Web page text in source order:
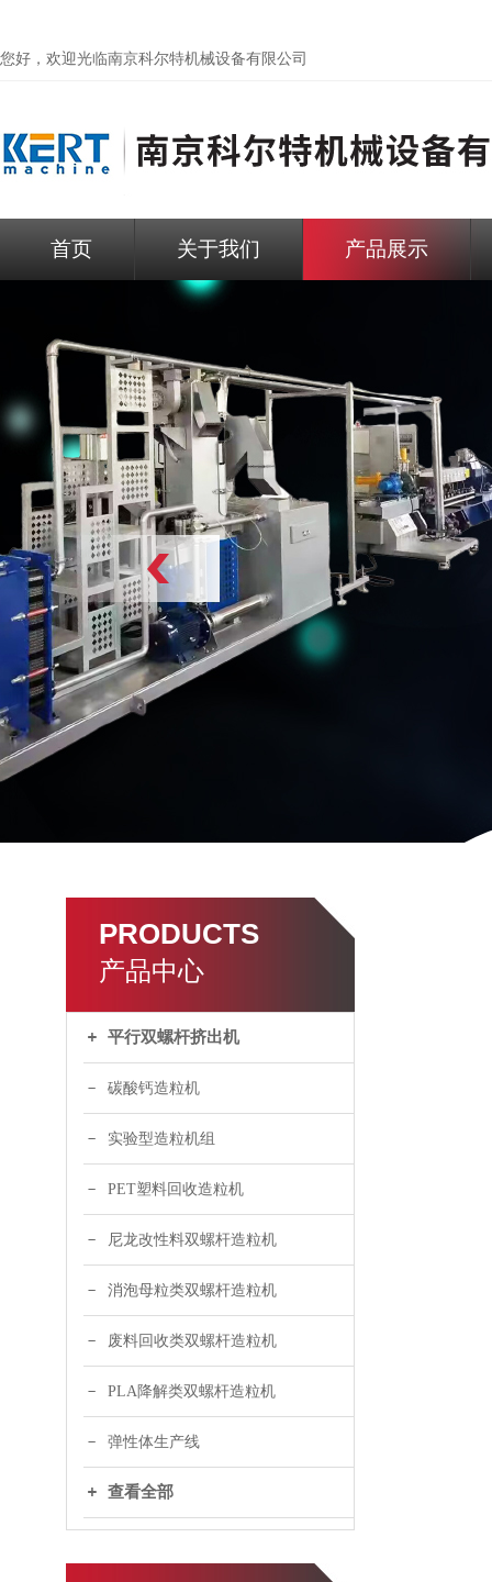
您好，欢迎光临南京科尔特机械设备有限公司
首页 关于我们 产品展示
PRODUCTS
产品中心
平行双螺杆挤出机
碳酸钙造粒机
实验型造粒机组
PET塑料回收造粒机
尼龙改性料双螺杆造粒机
消泡母粒类双螺杆造粒机
废料回收类双螺杆造粒机
PLA降解类双螺杆造粒机
弹性体生产线
查看全部